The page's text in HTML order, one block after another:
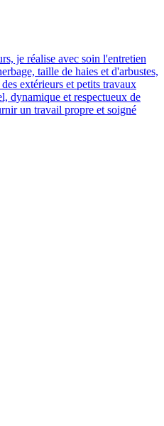
je réalise avec soin l'entretien
taille de haies et d'arbustes,
extérieurs et petits travaux
dynamique et respectueux de
un travail propre et soigné